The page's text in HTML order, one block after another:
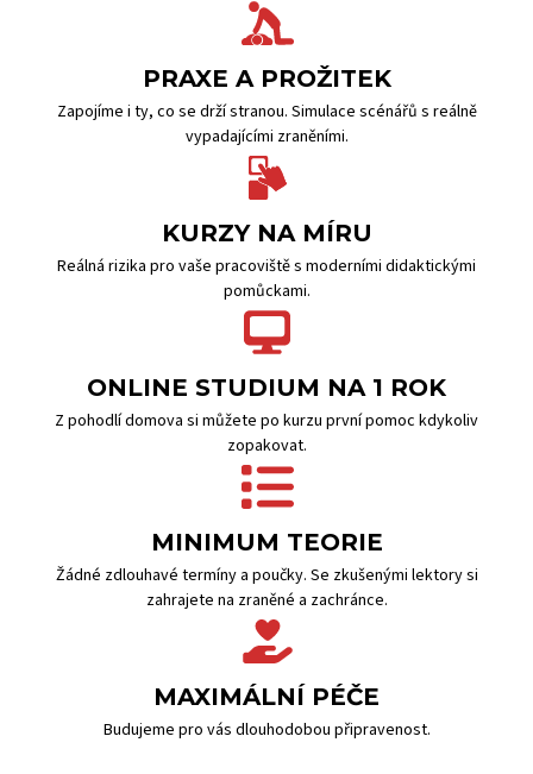
PRAXE A PROŽITEK
Zapojíme i ty, co se drží stranou. Simulace scénářů s reálně
vypadajícími zraněními.
KURZY NA MÍRU
Reálná rizika pro vaše pracoviště s moderními didaktickými
pomůckami.
ONLINE STUDIUM NA 1 ROK
Z pohodlí domova si můžete po kurzu první pomoc kdykoliv
zopakovat.
MINIMUM TEORIE
Žádné zdlouhavé termíny a poučky. Se zkušenými lektory si
zahrajete na zraněné a zachránce.
MAXIMÁLNÍ PÉČE
Budujeme pro vás dlouhodobou připravenost.